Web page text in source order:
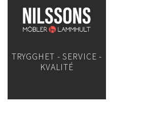
TRYGGHET - SERVICE -
KVALITÉ